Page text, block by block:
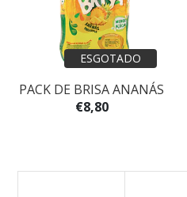
ESGOTADO
PACK DE BRISA ANANÁS
€8,80